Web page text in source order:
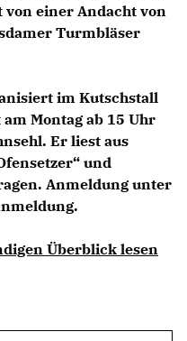
einer Andacht von
Turmbläser
im Kutschstall
Montag ab 15 Uhr
Er liest aus
und
Anmeldung unter
Überblick lesen